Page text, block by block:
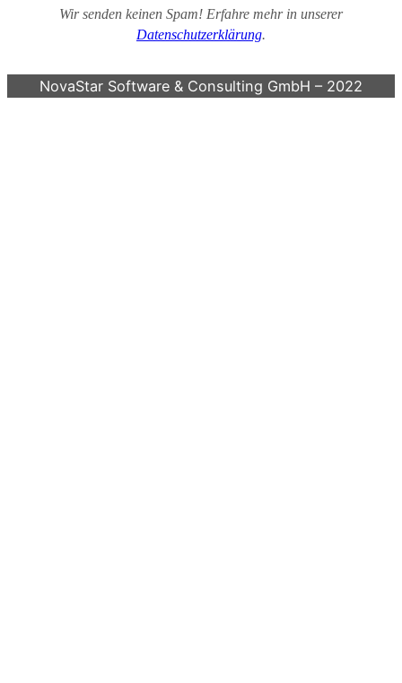
Wir senden keinen Spam! Erfahre mehr in unserer
Datenschutzerklärung.
NovaStar Software & Consulting GmbH – 2022